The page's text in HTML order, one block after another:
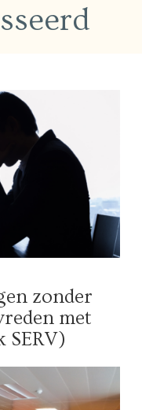
zonder
met
SERV)